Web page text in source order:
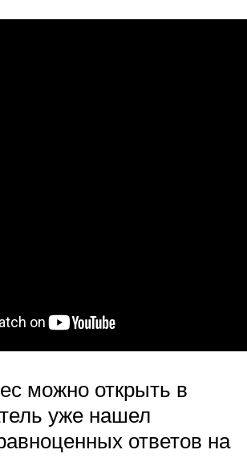
можно открыть в
уже нашел
ответов на